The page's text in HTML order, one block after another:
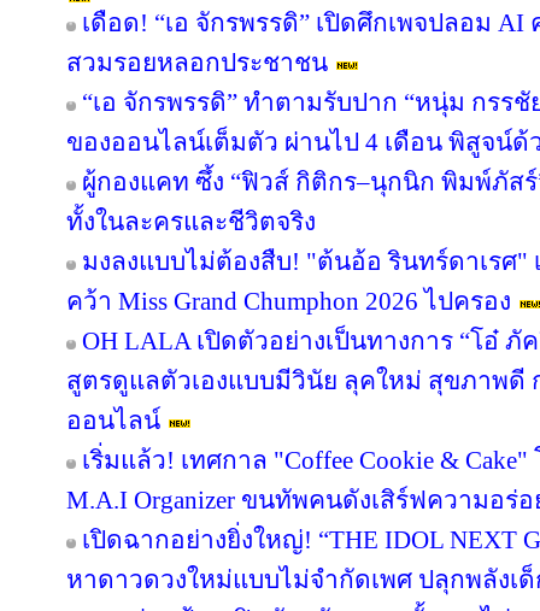
เดือด! “เอ จักรพรรดิ” เปิดศึกเพจปลอม
สวมรอยหลอกประชาชน
“เอ จักรพรรดิ” ทำตามรับปาก “หนุ่ม กรร
ของออนไลน์เต็มตัว ผ่านไป 4 เดือน พิสูจน์ด้
ผู้กองแคท ซึ้ง “ฟิวส์ กิติกร–นุกนิก พิมพ์ภัสร์
ทั้งในละครและชีวิตจริง
มงลงแบบไม่ต้องสืบ! "ต้นอ้อ รินทร์ดาเรศ"
คว้า Miss Grand Chumphon 2026 ไปครอง
OH LALA เปิดตัวอย่างเป็นทางการ “โอ๋
สูตรดูแลตัวเองแบบมีวินัย ลุคใหม่ สุขภาพดี
ออนไลน์
เริ่มแล้ว! เทศกาล "Coffee Cookie &
M.A.I Organizer ขนทัพคนดังเสิร์ฟความอร่
เปิดฉากอย่างยิ่งใหญ่! “THE IDOL NEXT
หาดาวดวงใหม่แบบไม่จำกัดเพศ ปลุกพลังเ